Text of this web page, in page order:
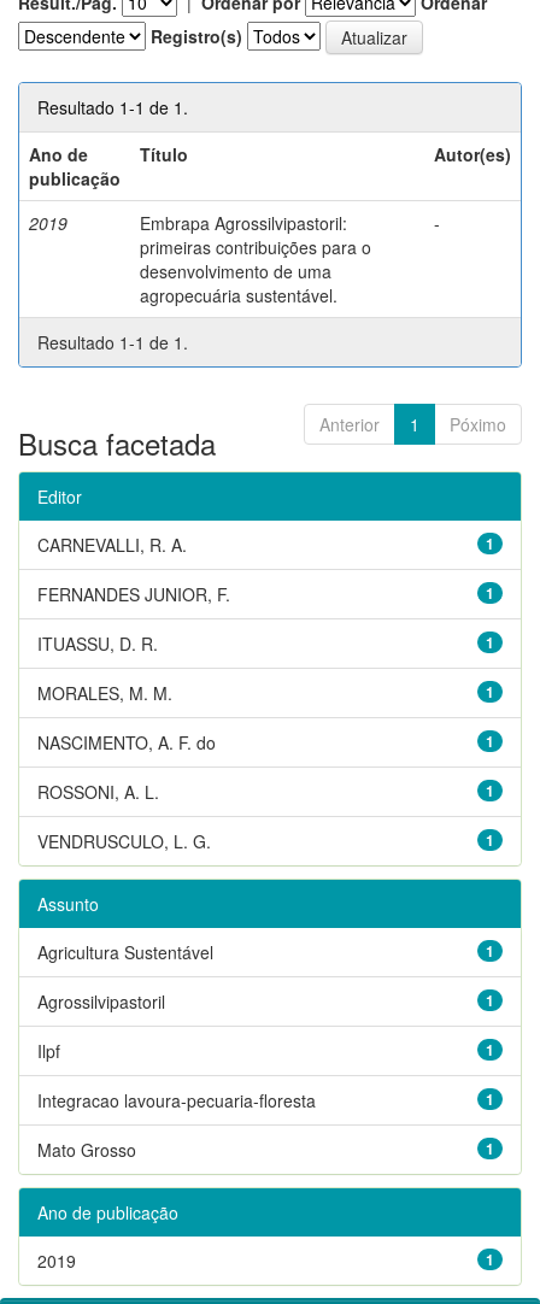
Registro(s)
Resultado 1-1 de 1.
Ano de
publicação
Título Autor(es)
2019
Embrapa Agrossilvipastoril:
primeiras contribuições para o
desenvolvimento de uma
agropecuária sustentável.
-
Resultado 1-1 de 1.
Anterior 1 Póximo
Busca facetada
Editor
1
CARNEVALLI, R. A.
1
FERNANDES JUNIOR, F.
1
ITUASSU, D. R.
1
MORALES, M. M.
1
NASCIMENTO, A. F. do
1
ROSSONI, A. L.
1
VENDRUSCULO, L. G.
Assunto
1
Agricultura Sustentável
1
Agrossilvipastoril
1
Ilpf
1
Integracao lavoura-pecuaria-floresta
1
Mato Grosso
Ano de publicação
1
2019